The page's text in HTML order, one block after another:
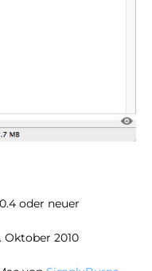
oder neuer
Oktober 2010